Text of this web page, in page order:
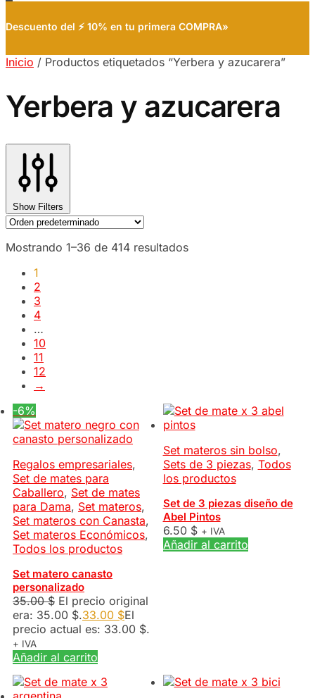
Descuento del ⚡ 10% en tu primera COMPRA»
Inicio / Productos etiquetados “Yerbera y azucarera”
Yerbera y azucarera
Show Filters
Mostrando 1–36 de 414 resultados
1
2
3
4
…
10
11
12
→
-6%
Regalos empresariales,
Set de mates para
Caballero, Set de mates
para Dama, Set materos,
Set materos con Canasta,
Set materos Económicos,
Todos los productos
Set matero canasto
personalizado
35.00$ El precio original
era: 35.00 $.33.00 $El
precio actual es: 33.00 $.
+ IVA
Añadir al carrito
Set materos sin bolso,
Sets de 3 piezas, Todos
los productos
Set de 3 piezas diseño de
Abel Pintos
6.50 $ + IVA
Añadir al carrito